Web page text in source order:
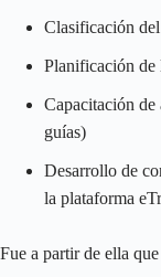
Clasificación
Planificación de
Capacitación de
guías)
Desarrollo de
la plataforma
Fue a partir de ella